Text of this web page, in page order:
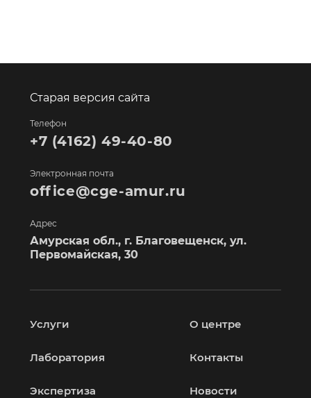
Старая версия сайта
Телефон
+7 (4162) 49-40-80
Электронная почта
office@cge-amur.ru
Адрес
Амурская обл., г. Благовещенск, ул.
Первомайская, 30
Услуги
Лаборатория
Экспертиза
О центре
Контакты
Новости